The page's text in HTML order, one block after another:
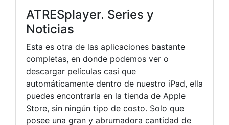
ATRESplayer. Series y
Noticias
Esta es otra de las aplicaciones bastante
completas, en donde podemos ver o
descargar películas casi que
automáticamente dentro de nuestro iPad, ella
puedes encontrarla en la tienda de Apple
Store, sin ningún tipo de costo. Solo que
posee una gran y abrumadora cantidad de